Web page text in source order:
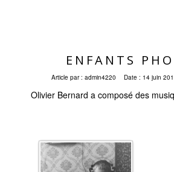
ENFANTS
Article par : admin4220 Date : 14 juin
Olivier Bernard a composé des